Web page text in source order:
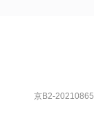
京B2-20210865